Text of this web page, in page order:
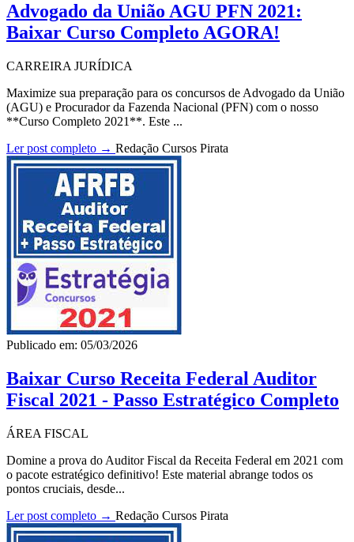
Advogado da União AGU PFN 2021:
Baixar Curso Completo AGORA!
CARREIRA JURÍDICA
Maximize sua preparação para os concursos de Advogado da União
(AGU) e Procurador da Fazenda Nacional (PFN) com o nosso
**Curso Completo 2021**. Este ...
Ler post completo → Redação Cursos Pirata
Publicado em: 05/03/2026
Baixar Curso Receita Federal Auditor
Fiscal 2021 - Passo Estratégico Completo
ÁREA FISCAL
Domine a prova do Auditor Fiscal da Receita Federal em 2021 com
o pacote estratégico definitivo! Este material abrange todos os
pontos cruciais, desde...
Ler post completo → Redação Cursos Pirata